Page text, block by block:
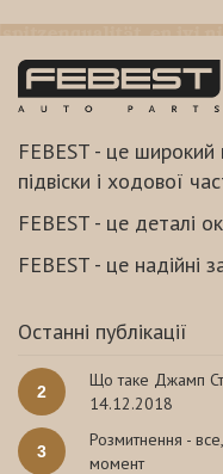
FEBEST - це широкий
підвіски і ходової
FEBEST - це деталі
FEBEST - це надійні
Останні публікації
2
Що таке Джамп
14.12.2018
3
Розмитнення -
момент